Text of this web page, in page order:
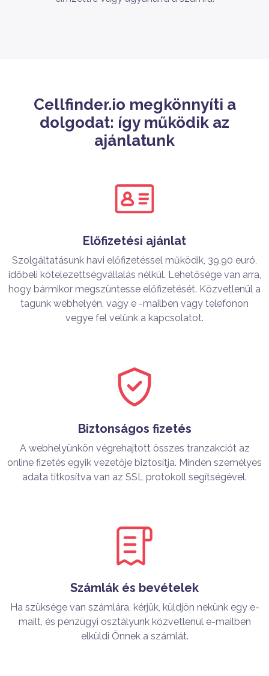
Cellfinder.io megkönnyíti a
dolgodat: így működik az
ajánlatunk
Előfizetési ajánlat
Szolgáltatásunk havi előfizetéssel működik, 39,90 euró,
időbeli kötelezettségvállalás nélkül. Lehetősége van arra,
hogy bármikor megszüntesse előfizetését. Közvetlenül a
tagunk webhelyén, vagy e -mailben vagy telefonon
vegye fel velünk a kapcsolatot.
Biztonságos fizetés
A webhelyünkön végrehajtott összes tranzakciót az
online fizetés egyik vezetője biztosítja. Minden személyes
adata titkosítva van az SSL protokoll segítségével.
Számlák és bevételek
Ha szüksége van számlára, kérjük, küldjön nekünk egy e-
mailt, és pénzügyi osztályunk közvetlenül e-mailben
elküldi Önnek a számlát.